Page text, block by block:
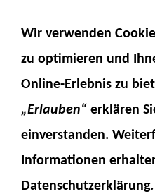
Teleskoplader
Wir verwenden
zu optimieren und
Online-Erlebnis zu
„Erlauben“ erklären
einverstanden.
Informationen
Datenschutzerklärung.